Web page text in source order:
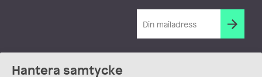
Hantera samtycke